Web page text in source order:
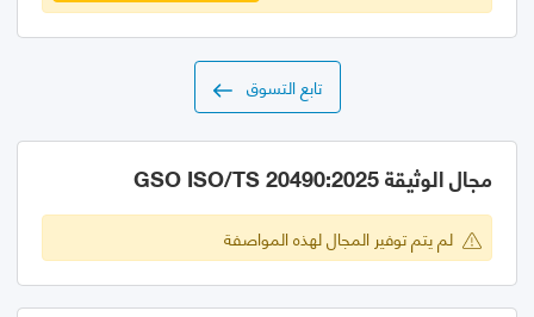
تابع التسوق
مجال الوثيقة GSO ISO/TS 20490:2025
لم يتم توفير المجال لهذه المواصفة